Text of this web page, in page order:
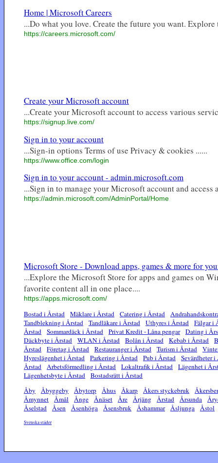
Home | Microsoft Careers
...Do what you love. Create the future you want.
https://careers.microsoft.com/
Create your Microsoft account
...Create your Microsoft account to access various
https://signup.live.com/
Sign in to your account
...Sign-in options Terms of use Privacy & cookies ......
https://www.office.com/login
Sign in to your account - admin.microsoft.com
...Sign in to manage your Microsoft account and access
https://admin.microsoft.com/AdminPortal/Home
Microsoft Store - Download apps, games & more for
...Explore the Microsoft Store for apps and games on
favorite content all in one place....
https://apps.microsoft.com/
Bostad i Årstad Mäklare i Årstad Catering i Årstad
Tandblekning i Årstad
Tandläkare i Årstad Uthyres i Årstad
Fälgar i
Årstad
Sommardäck i Årstad Privat Kredit - Låna pengar
Dating i
Däckbyte i Årstad
WLAN i Årstad Bolån i Årstad Kebab i Årstad
Årstad
Företag i Årstad Restauranger i Årstad Turism i Årstad
Hyreslägenhet i Årstad
Parkering i Årstad Pub i Årstad
Sevärdheter i
Årstad
Arbetsförmedling i Årstad Lokaltrafik i Årstad
Lägenhet i
Lägenhetsbyte i Årstad
Bostadsrätt i Årstad
Åby
Åbyggeby Åbytorp Åhus Åkarp Åkers styckebruk
Åmynnet
Åmål Ånge Ånäset Åre Årjäng Årstad Årsunda
Åselstad
Åsen Åsenhöga Åsensbruk Åshammar Åsljunga Åstol
Svenska städer